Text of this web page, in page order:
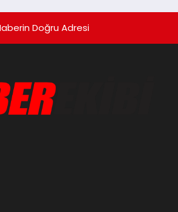
Doğru Adresi